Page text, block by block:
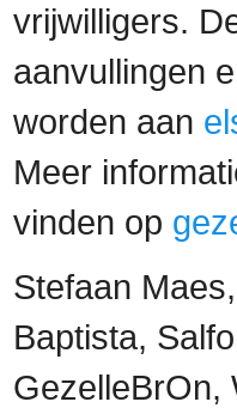
vrijwilligers.
aanvullingen
worden aan
Meer
vinden op
Stefaan
Baptista,
GezelleBrOn,